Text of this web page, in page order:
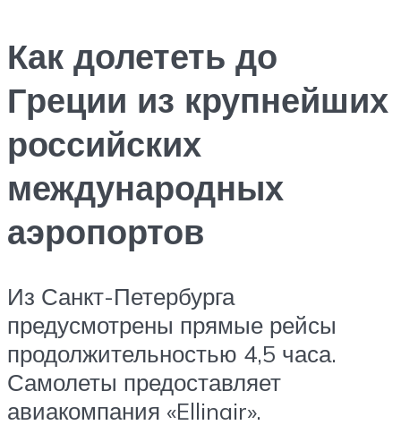
Как долететь до
Греции из крупнейших
российских
международных
аэропортов
Из Санкт-Петербурга
предусмотрены прямые рейсы
продолжительностью 4,5 часа.
Самолеты предоставляет
авиакомпания «Ellinair».